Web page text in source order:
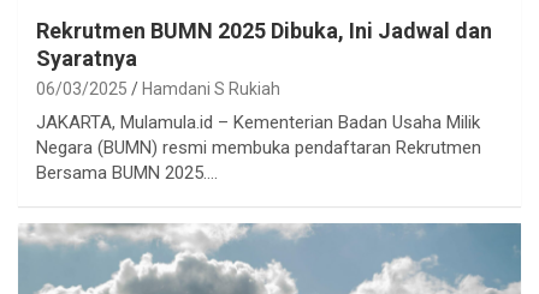
Rekrutmen BUMN 2025 Dibuka, Ini Jadwal dan
Syaratnya
06/03/2025 Hamdani S Rukiah
JAKARTA, Mulamula.id – Kementerian Badan Usaha Milik
Negara (BUMN) resmi membuka pendaftaran Rekrutmen
Bersama BUMN 2025.…